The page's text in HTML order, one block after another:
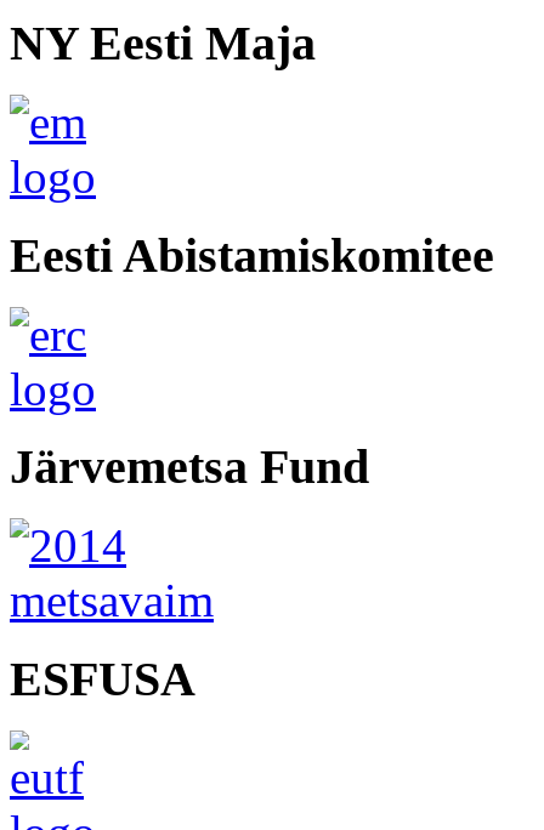
NY Eesti Maja
Eesti Abistamiskomitee
Järvemetsa Fund
ESFUSA